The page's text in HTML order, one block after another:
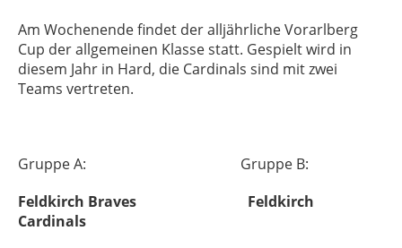
Am Wochenende findet der alljährliche Vorarlberg
Cup der allgemeinen Klasse statt. Gespielt wird in
diesem Jahr in Hard, die Cardinals sind mit zwei
Teams vertreten.
Gruppe A: Gruppe B:
Feldkirch Braves Feldkirch
Cardinals